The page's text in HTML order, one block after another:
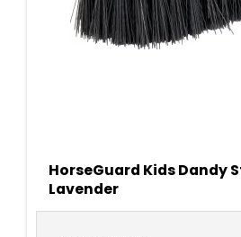
HorseGuard Kids Dandy
Lavender